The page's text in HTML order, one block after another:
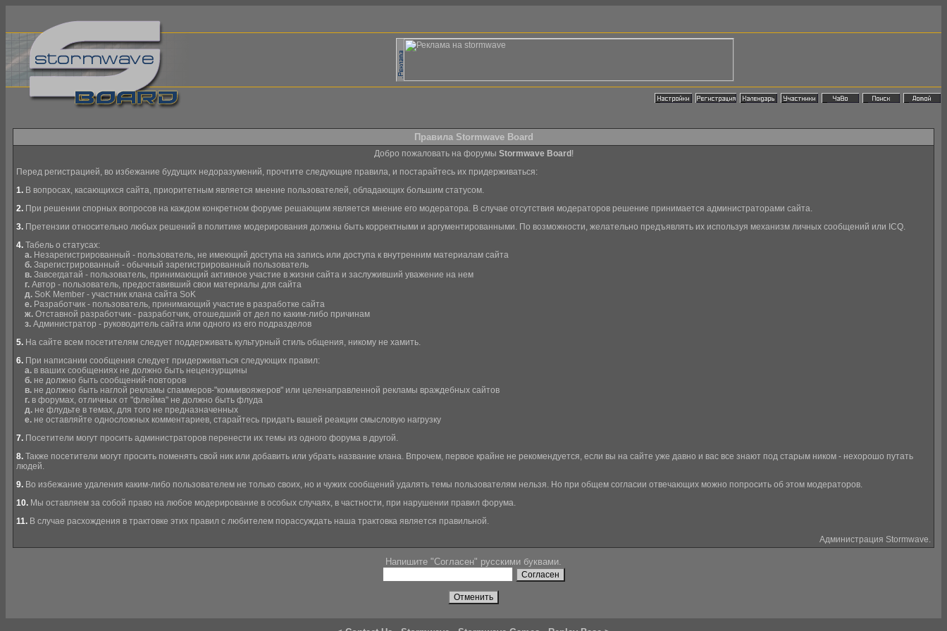
Правила Stormwave Board
Добро пожаловать на форумы Stormwave Board !
Перед регистрацией, во избежание будущих недоразумений, прочтите следующие правила, и постaрайтесь их придерживаться:
1. В вопросах, касающихся сайта, приоритетным является мнение пользователей, обладающих большим статусом.
2. При решении спорных вопросов на каждом конкретном форуме решающим является мнение его модератора. В случае отсутствия модераторов решение принимается администраторами сайта.
3. Претензии относительно любых решений в политике модерирования должны быть корректными и аргументированными. По возможности, желательно предъявлять их используя механизм личных сообщений или ICQ.
4. Табель о статусах:
а. Незарегистрированный - пользователь, не имеющий доступа на запись или доступа к внутренним материалам сайта
б. Зарегистрированный - обычный зарегистрированный пользователь
в. Завсегдатай - пользователь, принимающий активное участие в жизни сайта и заслуживший уважение на нем
г. Автор - пользователь, предоставивший свои материалы для сайта
д. SoK Member - участник клана сайта SoK
е. Разработчик - пользователь, принимающий участие в разработке сайта
ж. Отставной разработчик - разработчик, отошедший от дел по каким-либо причинам
з. Администратор - руководитель сайта или одного из его подразделов
5. На сайте всем посетителям следует поддерживать культурный стиль общения, никому не хамить.
6. При написании сообщения следует придерживаться следующих правил:
а. в ваших сообщениях не должно быть нецензурщины
б. не должно быть сообщений-повторов
в. не должно быть наглой рекламы спаммеров-"коммивояжеров" или целенаправленной рекламы враждебных сайтов
г. в форумах, отличных от "флейма" не должно быть флуда
д. не флудьте в темах, для того не предназначенных
е. не оставляйте односложных комментариев, старайтесь придать вашей реакции смысловую нагрузку
7. Посетители могут просить администраторов перенести их темы из одного форума в другой.
8. Также посетители могут просить поменять свой ник или добавить или убрать название клана. Впрочем, первое крайне не рекомендуется, если вы на сайте уже давно и вас все знают под старым ником - нехорошо путать
людей.
9. Во избежание удаления каким-либо пользователем не только своих, но и чужих сообщений удалять темы пользователям нельзя. Но при общем согласии отвечающих можно попросить об этом модераторов.
10. Мы оставляем за собой право на любое модерирование в особых случаях, в частности, при нарушении правил форума.
11. В случае расхождения в трактовке этих правил с любителем порассуждать наша трактовка является правильной.
Администрация Stormwave.
Напишите "Согласен" русскими буквами.